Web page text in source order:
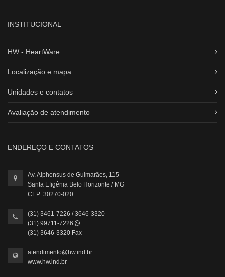
INSTITUCIONAL
HW - HeartWare
Localização e mapa
Unidades e contatos
Avaliação de atendimento
ENDEREÇO E CONTATOS
Av. Alphonsus de Guimarães, 115
Santa Efigênia Belo Horizonte / MG
CEP: 30270-020
(31) 3461-7226 / 3646-3320
(31) 99711-7226
(31) 3646-3320 Fax
atendimento@hw.ind.br
www.hw.ind.br